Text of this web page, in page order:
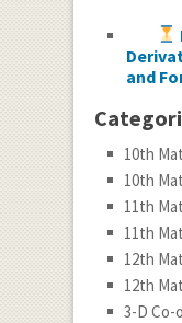
and
10th
10th
11th
11th
12th
12th
3-D